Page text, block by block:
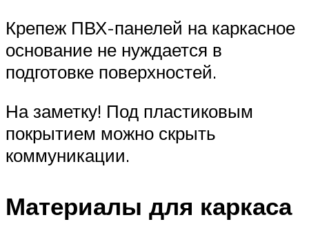
Крепеж ПВХ-панелей на каркасное
основание не нуждается в
подготовке поверхностей.
На заметку! Под пластиковым
покрытием можно скрыть
коммуникации.
Материалы для каркаса